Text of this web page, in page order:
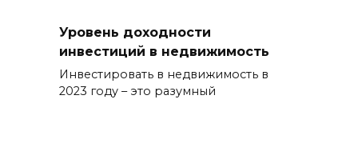
Уровень доходности
инвестиций в недвижимость
Инвестировать в недвижимость в
2023 году – это разумный